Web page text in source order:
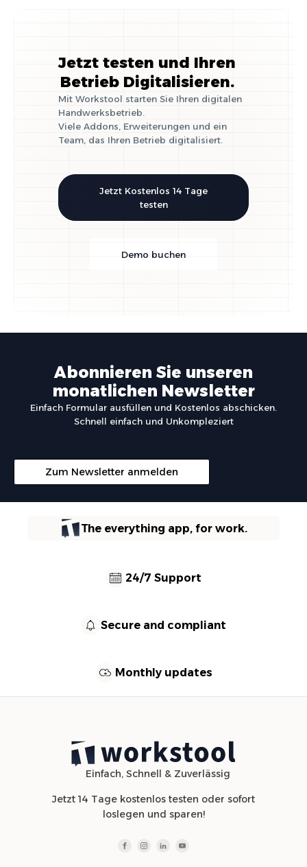
Jetzt testen und Ihren
Betrieb Digitalisieren.
Mit Workstool starten Sie Ihren digitalen
Handwerksbetrieb.
Viele Addons, Erweiterungen und ein
Team, das Ihren Betrieb digitalisiert.
Jetzt Kostenlos 14 Tage
testen
Demo buchen
Abonnieren Sie unseren
monatlichen Newsletter
Einfach Formular ausfüllen und Kostenlos abschicken.
Schnell einfach und Unkompleziert
Zum Newsletter anmelden
The everything app, for work.
24/7 Support
Secure and compliant
Monthly updates
Einfach, Schnell & Zuverlässig
Jetzt 14 Tage kostenlos testen oder sofort
loslegen und sparen!